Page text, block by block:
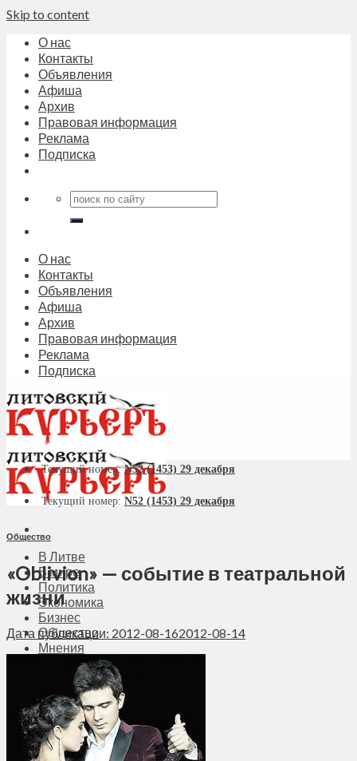
Skip to content
О нас
Контакты
Объявления
Афиша
Архив
Правовая информация
Реклама
Подписка
О нас
Контакты
Объявления
Афиша
Архив
Правовая информация
Реклама
Подписка
В Литве
В мире
Политика
Экономика
Бизнес
Общество
Мнения
Вильнюс
Клайпеда
Висагинас
Регионы
Соседи
Транспорт
Выбор читателей
Текущий номер:N52 (1453) 29 декабря
Текущий номер: N52 (1453) 29 декабря
Общество
«Oblivion» — событие в театральной
жизни
Дата публикации: 2012-08-162012-08-14